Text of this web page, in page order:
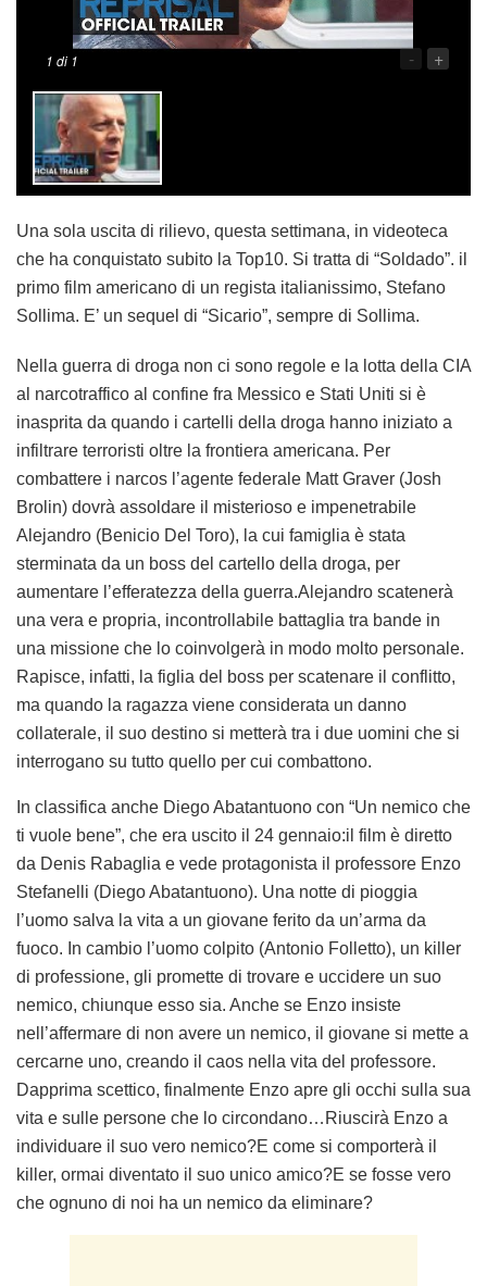
1 di 1 - +
Una sola uscita di rilievo, questa settimana, in videoteca
che ha conquistato subito la Top10. Si tratta di “Soldado”. il
primo film americano di un regista italianissimo, Stefano
Sollima. E’ un sequel di “Sicario”, sempre di Sollima.
Nella guerra di droga non ci sono regole e la lotta della CIA
al narcotraffico al confine fra Messico e Stati Uniti si è
inasprita da quando i cartelli della droga hanno iniziato a
infiltrare terroristi oltre la frontiera americana. Per
combattere i narcos l’agente federale Matt Graver (Josh
Brolin) dovrà assoldare il misterioso e impenetrabile
Alejandro (Benicio Del Toro), la cui famiglia è stata
sterminata da un boss del cartello della droga, per
aumentare l’efferatezza della guerra.Alejandro scatenerà
una vera e propria, incontrollabile battaglia tra bande in
una missione che lo coinvolgerà in modo molto personale.
Rapisce, infatti, la figlia del boss per scatenare il conflitto,
ma quando la ragazza viene considerata un danno
collaterale, il suo destino si metterà tra i due uomini che si
interrogano su tutto quello per cui combattono.
In classifica anche Diego Abatantuono con “Un nemico che
ti vuole bene”, che era uscito il 24 gennaio:il film è diretto
da Denis Rabaglia e vede protagonista il professore Enzo
Stefanelli (Diego Abatantuono). Una notte di pioggia
l’uomo salva la vita a un giovane ferito da un’arma da
fuoco. In cambio l’uomo colpito (Antonio Folletto), un killer
di professione, gli promette di trovare e uccidere un suo
nemico, chiunque esso sia. Anche se Enzo insiste
nell’affermare di non avere un nemico, il giovane si mette a
cercarne uno, creando il caos nella vita del professore.
Dapprima scettico, finalmente Enzo apre gli occhi sulla sua
vita e sulle persone che lo circondano…Riuscirà Enzo a
individuare il suo vero nemico?E come si comporterà il
killer, ormai diventato il suo unico amico?E se fosse vero
che ognuno di noi ha un nemico da eliminare?